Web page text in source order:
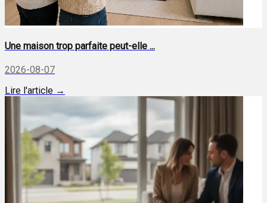
Une maison trop parfaite peut-elle ...
2026-08-07
Lire l'article →